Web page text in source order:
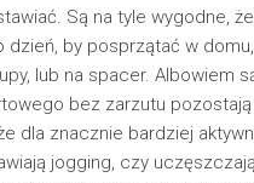
Są na tyle wygodne,
dzień, by posprzątać w
lub na spacer. Albowiem
bez zarzutu pozostają
dla znacznie bardziej
jogging, czy